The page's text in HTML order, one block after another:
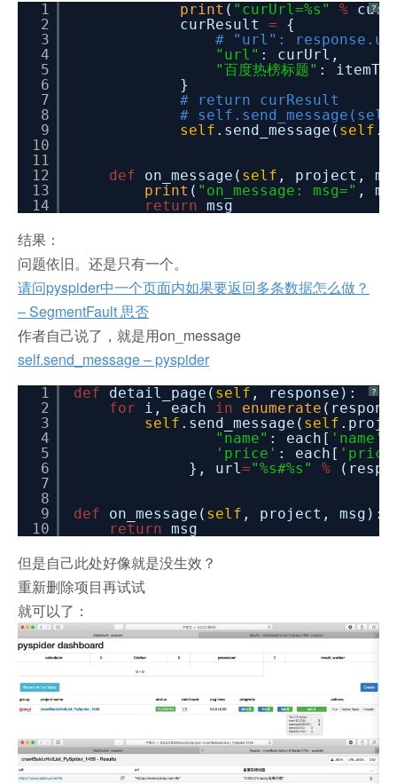
?
1
2
3
4
5
6
7
8
9
10
11
12
13
14
print ( "curUrl=%s" %
curResult =
{
# "url":
"url" : curUrl,
"百度热榜标题" :
}
# return curResult
#
self .send_message( self
def on_message( self , project,
print ( "on_message: msg=" ,
return msg
结果：
问题依旧。还是只有一个。
请问pyspider中一个页面内如果要返回多条数据怎么做？
– SegmentFault 思否
作者自己说了，就是用on_message
self.send_message – pyspider
?
1
2
3
4
5
6
7
8
9
10
def detail_page( self , response):
for
i, each in enumerate
self .send_message( self
"name" : each[ 'name'
'price' : each[
}, url="%s#%s" %
def on_message( self , project, msg):
return msg
但是自己此处好像就是没生效？
重新删除项目再试试
就可以了：